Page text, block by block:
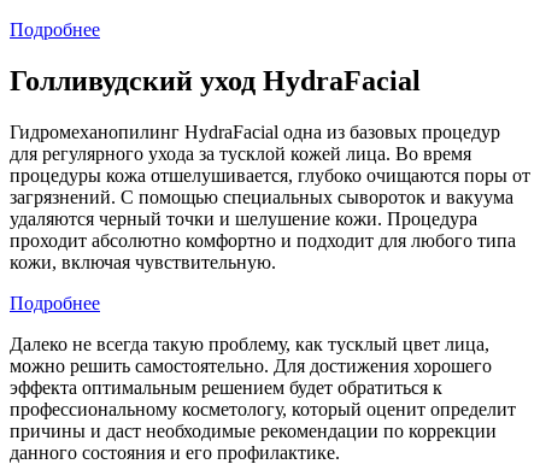
Подробнее
Голливудский уход HydraFacial
Гидромеханопилинг HydraFacial одна из базовых процедур
для регулярного ухода за тусклой кожей лица. Во время
процедуры кожа отшелушивается, глубоко очищаются поры от
загрязнений. С помощью специальных сывороток и вакуума
удаляются черный точки и шелушение кожи. Процедура
проходит абсолютно комфортно и подходит для любого типа
кожи, включая чувствительную.
Подробнее
Далеко не всегда такую проблему, как тусклый цвет лица,
можно решить самостоятельно. Для достижения хорошего
эффекта оптимальным решением будет обратиться к
профессиональному косметологу, который оценит определит
причины и даст необходимые рекомендации по коррекции
данного состояния и его профилактике.